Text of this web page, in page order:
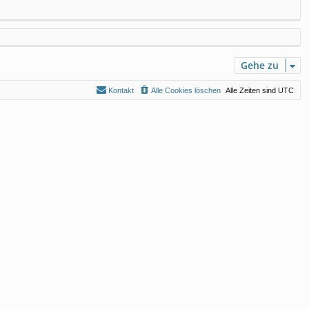
Gehe zu
Alle Zeiten sind UTC
Alle Cookies löschen
Kontakt